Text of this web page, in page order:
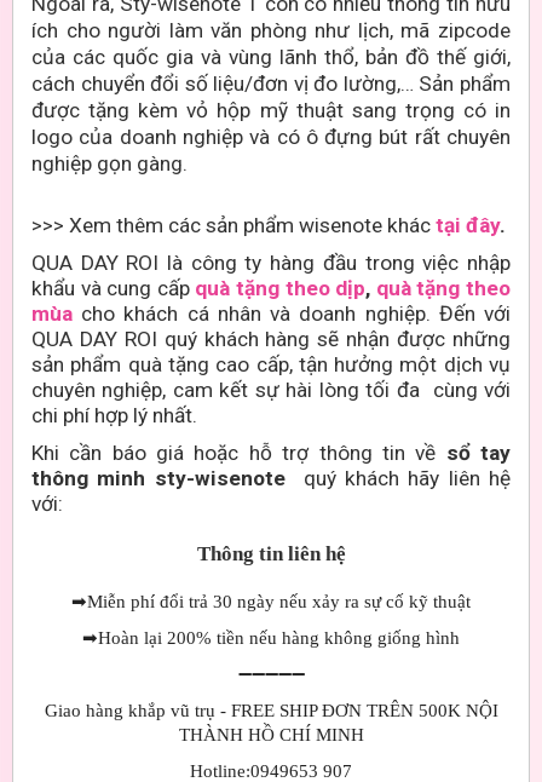
ích cho người làm văn phòng như lịch, mã zipcode
của các quốc gia và vùng lãnh thổ, bản đồ thế giới,
cách chuyển đổi số liệu/đơn vị đo lường,… Sản phẩm
được tặng kèm vỏ hộp mỹ thuật sang trọng có in
logo của doanh nghiệp và có ô đựng bút rất chuyên
nghiệp gọn gàng.
>>> Xem thêm các sản phẩm wisenote khác tại đây.
QUA DAY ROI là công ty hàng đầu trong việc nhập
khẩu và cung cấp quà tặng theo dịp, quà tặng theo
mùa cho khách cá nhân và doanh nghiệp. Đến với
QUA DAY ROI quý khách hàng sẽ nhận được những
sản phẩm quà tặng cao cấp, tận hưởng một dịch vụ
chuyên nghiệp, cam kết sự hài lòng tối đa cùng với
chi phí hợp lý nhất.
Khi cần báo giá hoặc hỗ trợ thông tin về sổ tay
thông minh sty-wisenote quý khách hãy liên hệ
với:
Thông tin liên hệ
➡Miễn phí đổi trả 30 ngày nếu xảy ra sự cố kỹ thuật
➡Hoàn lại 200% tiền nếu hàng không giống hình
➖➖➖➖➖
Giao hàng khắp vũ trụ - FREE SHIP ĐƠN TRÊN 500K NỘI
THÀNH HỒ CHÍ MINH
Hotline:0949653 907